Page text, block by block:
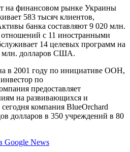
на финансовом рынке Украины
583 тысяч клиентов,
банка составляют 9 020 млн.
с 11 иностранными
14 целевых программ на
млн. долларов США.
в 2001 году по инициативе ООН,
по
предоставляет
на развивающихся и
компания BlueOrchard
долларов в 350 учреждений в 80
Google News